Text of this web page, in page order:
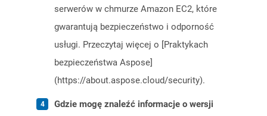
serwerów w chmurze Amazon EC2, które
gwarantują bezpieczeństwo i odporność
usługi. Przeczytaj więcej o [Praktykach
bezpieczeństwa Aspose]
(https://about.aspose.cloud/security).
Gdzie mogę znaleźć informacje o wersji